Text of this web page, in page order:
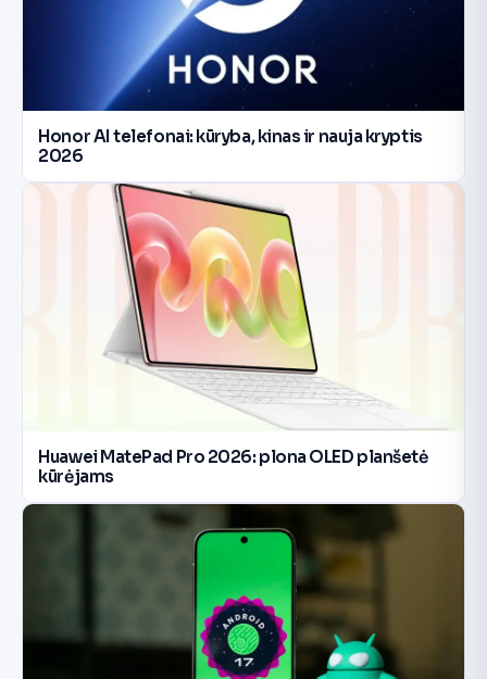
Honor AI telefonai: kūryba, kinas ir nauja kryptis
2026
Huawei MatePad Pro 2026: plona OLED planšetė
kūrėjams